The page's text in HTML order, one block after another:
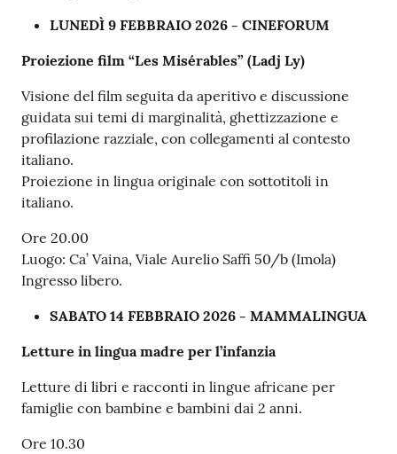
LUNEDÌ 9 FEBBRAIO 2026 - CINEFORUM
Proiezione film “Les Misérables” (Ladj Ly)
Visione del film seguita da aperitivo e discussione
guidata sui temi di marginalità, ghettizzazione e
profilazione razziale, con collegamenti al contesto
italiano.
Proiezione in lingua originale con sottotitoli in
italiano.
Ore 20.00
Luogo: Ca’ Vaina, Viale Aurelio Saffi 50/b (Imola)
Ingresso libero.
SABATO 14 FEBBRAIO 2026 - MAMMALINGUA
Letture in lingua madre per l’infanzia
Letture di libri e racconti in lingue africane per
famiglie con bambine e bambini dai 2 anni.
Ore 10.30